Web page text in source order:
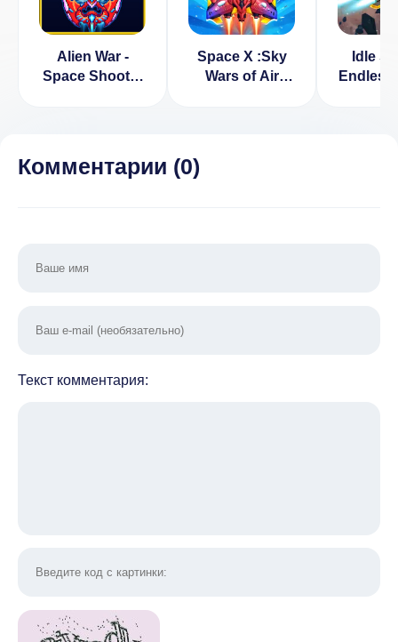
Alien War -
Space Shooter
Space X :Sky
Wars of Air
Idle
Endless
Комментарии (0)
Текст комментария: